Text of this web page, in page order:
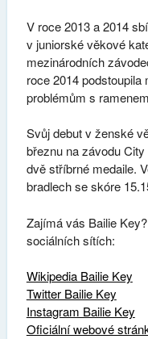
V roce 2013 a 2014
v juniorské věkové
mezinárodních
roce 2014
problémům s
Svůj debut v ženské
březnu na závodu
dvě stříbrné medaile.
bradlech se skóre
Zajímá vás Bailie
sociálních sítích:
Wikipedia Bailie Key
Twitter Bailie Key
Instagram Bailie Key
Oficiální webové